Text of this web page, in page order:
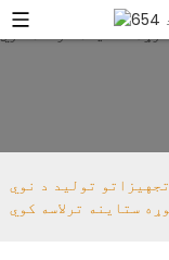
تولید د نوي
ستاینه ترلاسه کوي